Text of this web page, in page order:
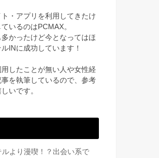
・アプリを利用してきたけ
いるのはPCMAX。
かったけど今となってはほ
INに成功しています！
したことが無い人や女性経
を執筆しているので、参考
いです。
ルより漫喫！？出会い系で